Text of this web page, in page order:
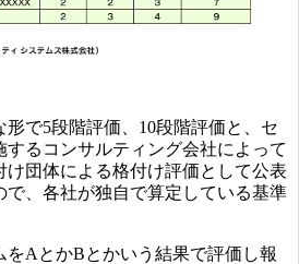
で5段階評価、10段階評価と、セ
するコンサルティング会社によって
け団体による格付け評価として公表
で、各社が独自で算定している基準
AとかBとかいう結果で評価し報